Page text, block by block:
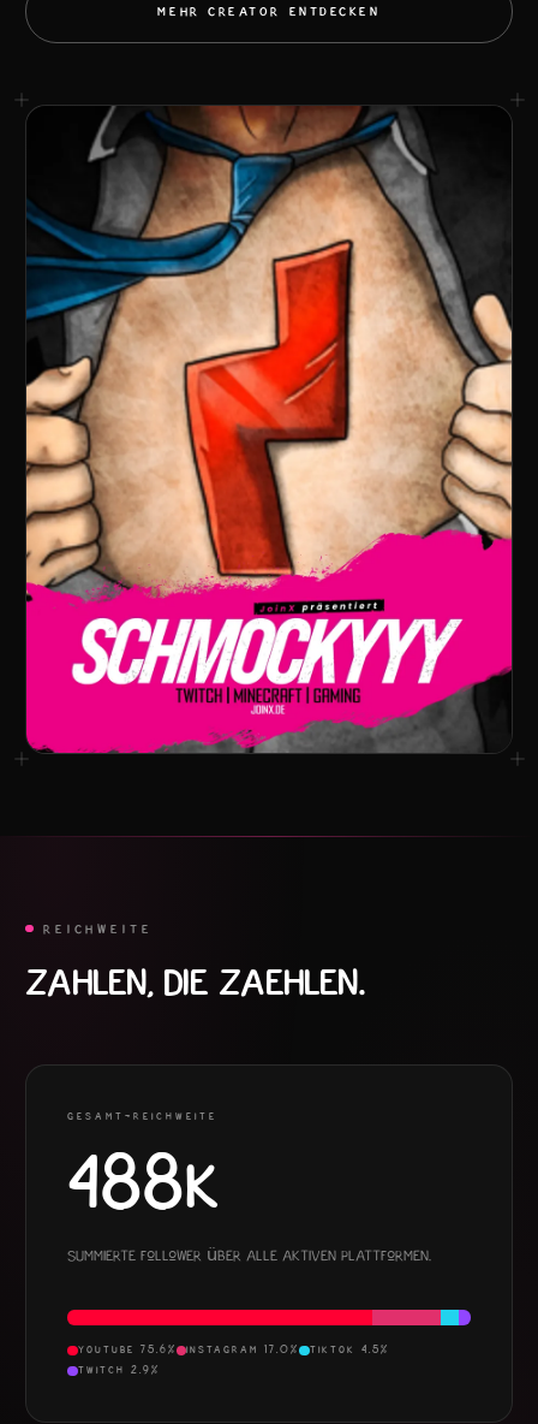
MEHR CREATOR ENTDECKEN
REICHWEITE
ZAHLEN, DIE ZAEHLEN.
GESAMT-REICHWEITE
488K
Summierte Follower über alle aktiven Plattformen.
YOUTUBE 75.6 % INSTAGRAM 17.0% TIKTOK 4.5 %
TWITCH
2.9 %